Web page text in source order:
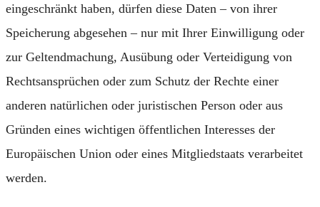
eingeschränkt haben, dürfen diese Daten – von ihrer
Speicherung abgesehen – nur mit Ihrer Einwilligung oder
zur Geltendmachung, Ausübung oder Verteidigung von
Rechtsansprüchen oder zum Schutz der Rechte einer
anderen natürlichen oder juristischen Person oder aus
Gründen eines wichtigen öffentlichen Interesses der
Europäischen Union oder eines Mitgliedstaats verarbeitet
werden.